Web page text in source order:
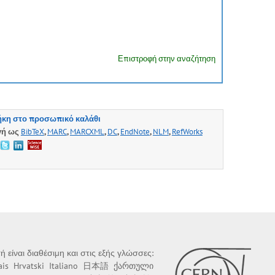
Επιστροφή στην αναζήτηση
στο προσωπικό καλάθι
ως BibTeX,MARC,MARCXML,DC,EndNote,NLM,RefWorks
είναι διαθέσιμη και στις εξής γλώσσες:
Hrvatski Italiano 日本語 ქართული